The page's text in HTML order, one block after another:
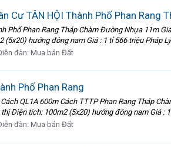
Cư TÂN HỘI Thành Phố Phan Rang
Phố Phan Rang Tháp Chàm Đường Nhựa 11m
(5x20) hướng đông nam Giá : 1 tỉ 566 triệu Pháp
đàn:Mua bán Đất
Phố Phan Rang
QL1A 600m Cách TTTP Phan Rang Tháp
Diện tích: 100m2 (5x20) hướng đông nam Giá :
đàn:Mua bán Đất